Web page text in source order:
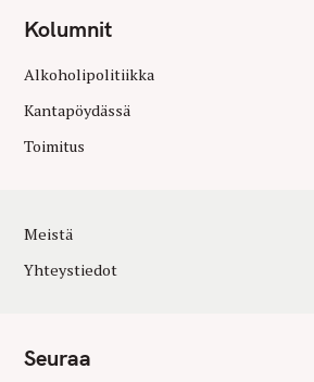
Kolumnit
Alkoholipolitiikka
Kantapöydässä
Toimitus
Meistä
Yhteystiedot
Seuraa